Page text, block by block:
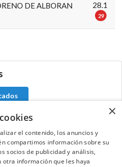
DE ALBORAN
28.1
29
de NextCaddy
×
el contenido, los anuncios y
compartimos información sobre su
socios de publicidad y análisis,
información que les haya